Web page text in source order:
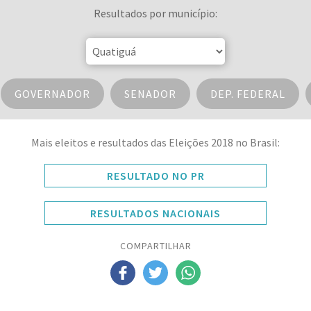
Resultados por município:
GOVERNADOR SENADOR DEP. FEDERAL
Mais eleitos e resultados das Eleições 2018 no Brasil:
RESULTADO NO PR
RESULTADOS NACIONAIS
COMPARTILHAR